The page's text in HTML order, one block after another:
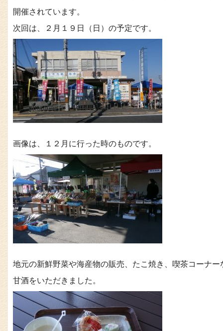
開催されています。
次回は、２月１９日（日）の予定です。
画像は、１２月に行った時のものです。
地元の新鮮野菜や海産物の販売、たこ焼き、喫茶コーナー
甘酒をいただきました。